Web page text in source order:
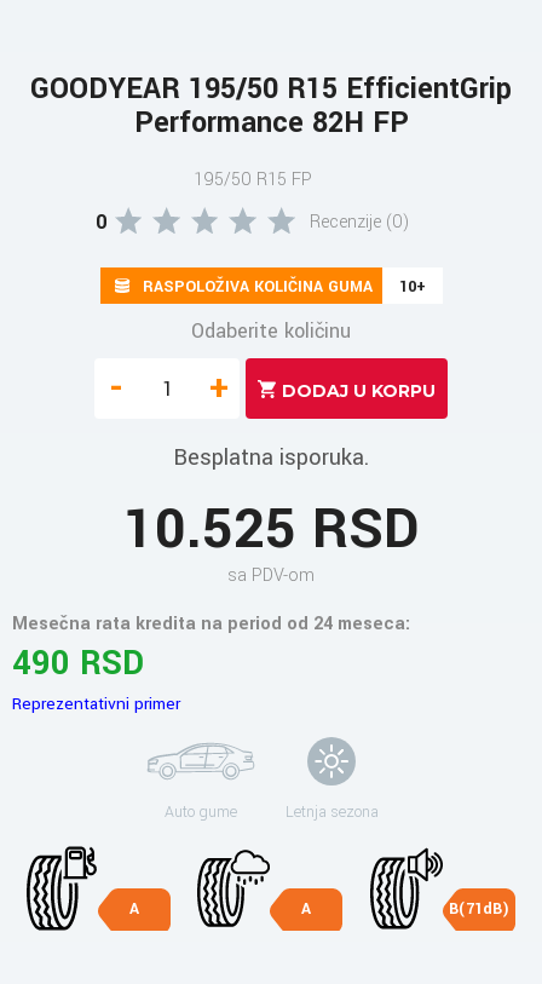
GOODYEAR 195/50 R15 EfficientGrip
Performance 82H FP
195/50 R15 FP
0 Recenzije (0)
RASPOLOŽIVA KOLIČINA GUMA 10+
Odaberite količinu
- +
Besplatna isporuka.
10.525 RSD
sa PDV-om
Mesečna rata kredita na period od 24 meseca:
490 RSD
Reprezentativni primer
Auto gume Letnja sezona
A A B(71dB)